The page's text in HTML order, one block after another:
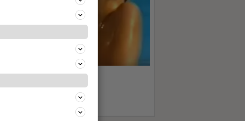
Boys, boys, boys... Sabrina
pikkubikineissään - Uima-
allaskohtaus kiihdytti ja